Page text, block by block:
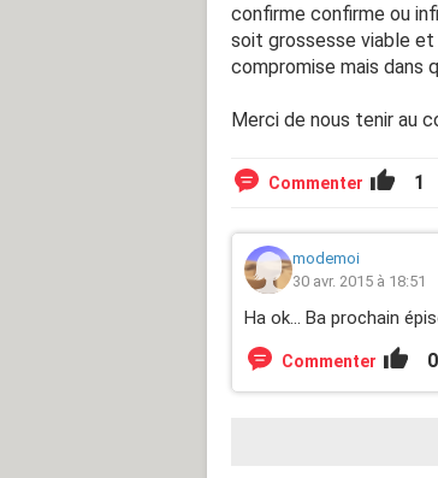
confirme confirme ou
soit grossesse viable et
compromise mais dans
Merci de nous tenir au
Commenter 1
modemoi
30 avr. 2015 à 18:51
Ha ok... Ba prochain
Commenter 0